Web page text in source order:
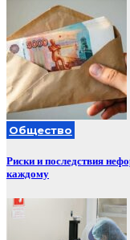
Общество
Риски и последствия
каждому